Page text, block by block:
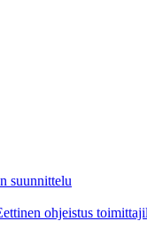
suunnittelu
ohjeistus